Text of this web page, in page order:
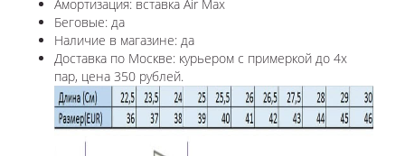
Амортизация: вставка Air Max
Беговые: да
Наличие в магазине: да
Доставка по Москве: курьером с примеркой до 4х
пар, цена 350 рублей.